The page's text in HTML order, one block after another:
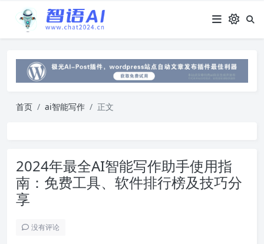
首页 ai智能写作 正文
2024年最全AI智能写作助手使用指
南：免费工具、软件排行榜及技巧分
享
没有评论